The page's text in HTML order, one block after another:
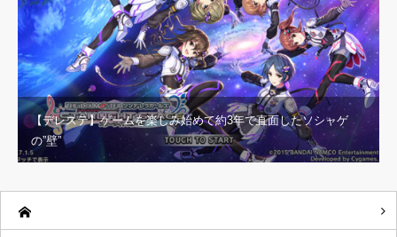
【デレステ】ゲームを楽しみ始めて約3年で直面したソシャゲ
の”壁”